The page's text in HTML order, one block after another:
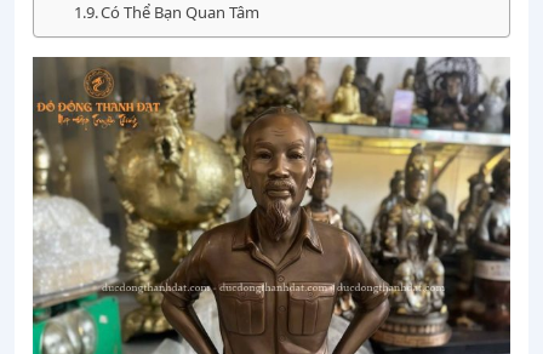
Có Thể Bạn Quan Tâm